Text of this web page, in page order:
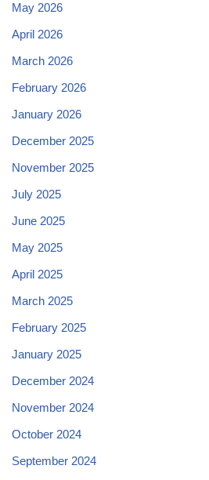
May 2026
April 2026
March 2026
February 2026
January 2026
December 2025
November 2025
July 2025
June 2025
May 2025
April 2025
March 2025
February 2025
January 2025
December 2024
November 2024
October 2024
September 2024